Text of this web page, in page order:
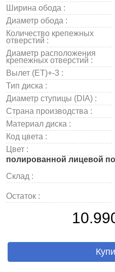
Ширина обода :
Диаметр обода :
Количество крепежных
отверстий :
Диаметр расположения
крепежных отверстий :
Вылет (ET)+-3 :
Тип диска :
Диаметр ступицы (DIA) :
Страна производства :
Материал диска :
Код цвета :
Цвет :
полированной лицевой
Склад :
Остаток :